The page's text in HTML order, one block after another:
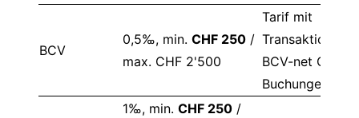
BCV
0,5‰, min. CHF 250 /
max. CHF 2'500
Tarif mit
BCV-net CHF-
Buchungen
1‰, min. CHF 250 /